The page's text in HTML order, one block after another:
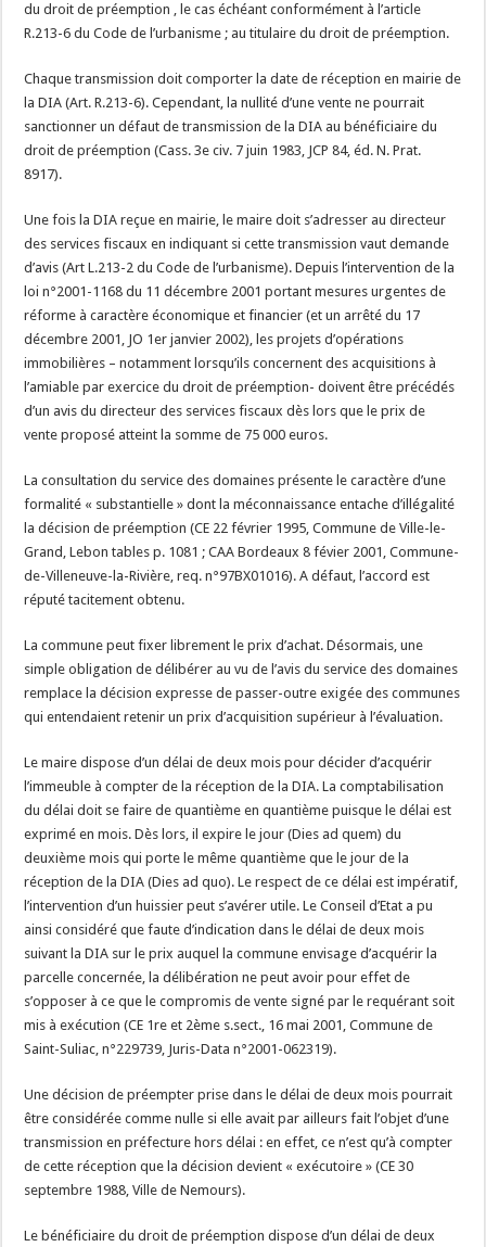
du droit de préemption , le cas échéant conformément à l’article
R.213-6 du Code de l’urbanisme ; au titulaire du droit de préemption.
Chaque transmission doit comporter la date de réception en mairie de
la DIA (Art. R.213-6). Cependant, la nullité d’une vente ne pourrait
sanctionner un défaut de transmission de la DIA au bénéficiaire du
droit de préemption (Cass. 3e civ. 7 juin 1983, JCP 84, éd. N. Prat.
8917).
Une fois la DIA reçue en mairie, le maire doit s’adresser au directeur
des services fiscaux en indiquant si cette transmission vaut demande
d’avis (Art L.213-2 du Code de l’urbanisme). Depuis l’intervention de la
loi n°2001-1168 du 11 décembre 2001 portant mesures urgentes de
réforme à caractère économique et financier (et un arrêté du 17
décembre 2001, JO 1er janvier 2002), les projets d’opérations
immobilières – notamment lorsqu’ils concernent des acquisitions à
l’amiable par exercice du droit de préemption- doivent être précédés
d’un avis du directeur des services fiscaux dès lors que le prix de
vente proposé atteint la somme de 75 000 euros.
La consultation du service des domaines présente le caractère d’une
formalité « substantielle » dont la méconnaissance entache d’illégalité
la décision de préemption (CE 22 février 1995, Commune de Ville-le-
Grand, Lebon tables p. 1081 ; CAA Bordeaux 8 févier 2001, Commune-
de-Villeneuve-la-Rivière, req. n°97BX01016). A défaut, l’accord est
réputé tacitement obtenu.
La commune peut fixer librement le prix d’achat. Désormais, une
simple obligation de délibérer au vu de l’avis du service des domaines
remplace la décision expresse de passer-outre exigée des communes
qui entendaient retenir un prix d’acquisition supérieur à l’évaluation.
Le maire dispose d’un délai de deux mois pour décider d’acquérir
l’immeuble à compter de la réception de la DIA. La comptabilisation
du délai doit se faire de quantième en quantième puisque le délai est
exprimé en mois. Dès lors, il expire le jour (Dies ad quem) du
deuxième mois qui porte le même quantième que le jour de la
réception de la DIA (Dies ad quo). Le respect de ce délai est impératif,
l’intervention d’un huissier peut s’avérer utile. Le Conseil d’Etat a pu
ainsi considéré que faute d’indication dans le délai de deux mois
suivant la DIA sur le prix auquel la commune envisage d’acquérir la
parcelle concernée, la délibération ne peut avoir pour effet de
s’opposer à ce que le compromis de vente signé par le requérant soit
mis à exécution (CE 1re et 2ème s.sect., 16 mai 2001, Commune de
Saint-Suliac, n°229739, Juris-Data n°2001-062319).
Une décision de préempter prise dans le délai de deux mois pourrait
être considérée comme nulle si elle avait par ailleurs fait l’objet d’une
transmission en préfecture hors délai : en effet, ce n’est qu’à compter
de cette réception que la décision devient « exécutoire » (CE 30
septembre 1988, Ville de Nemours).
Le bénéficiaire du droit de préemption dispose d’un délai de deux